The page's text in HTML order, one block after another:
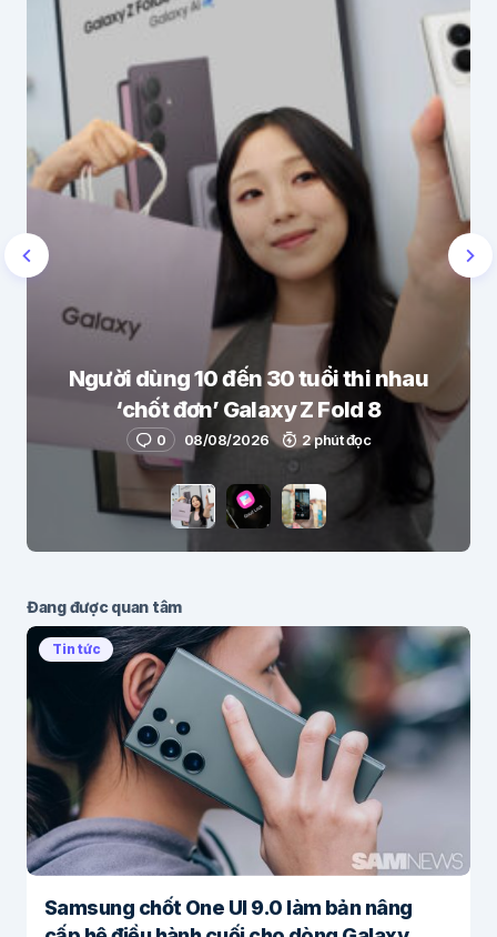
Người dùng 10 đến 30 tuổi thi nhau
‘chốt đơn’ Galaxy Z Fold 8
0 08/08/2026 2 phút đọc
Đang được quan tâm
Tin tức
Samsung chốt One UI 9.0 làm bản nâng